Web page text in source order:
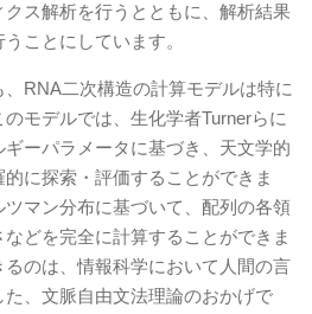
ス解析を行うとともに、解析結果
ことにしています。
RNA二次構造の計算モデルは特に
のモデルでは、生化学者Turnerらに
ーパラメータに基づき、天文学的
に探索・評価することができま
マン分布に基づいて、配列の各領
どを完全に計算することができま
のは、情報科学において人間の言
、文脈自由文法理論のおかげで